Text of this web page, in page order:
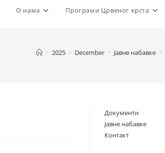
О нама Програми Црвеног крста
> 2025 > December > Јавне набавке >
Документи
Јавне набавке
Контакт